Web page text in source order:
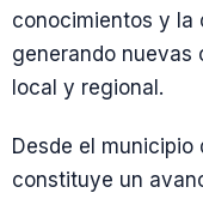
conocimientos y la
generando nuevas
local y regional.
Desde el
constituye un